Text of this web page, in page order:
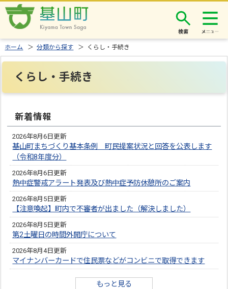
検索
ホーム ＞分類から探す ＞ くらし・手続き
くらし・手続き
新着情報
2026年8月6日更新
基山町まちづくり基本条例 町民提案状況と回答を公表します
（令和8年度分）
2026年8月6日更新
熱中症警戒アラート発表及び熱中症予防休憩所のご案内
2026年8月5日更新
【注意喚起】町内で不審者が出ました（解決しました）
2026年8月5日更新
第2土曜日の時間外開庁について
2026年8月4日更新
マイナンバーカードで住民票などがコンビニで取得できます
もっと見る